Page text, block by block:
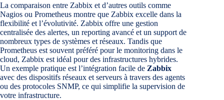
La comparaison entre Zabbix et d’autres outils comme
Nagios ou Prometheus montre que Zabbix excelle dans la
flexibilité et l’évolutivité. Zabbix offre une gestion
centralisée des alertes, un reporting avancé et un support de
nombreux types de systèmes et réseaux. Tandis que
Prometheus est souvent préféré pour le monitoring dans le
cloud, Zabbix est idéal pour des infrastructures hybrides.
Un exemple pratique est l’intégration facile de Zabbix
avec des dispositifs réseaux et serveurs à travers des agents
ou des protocoles SNMP, ce qui simplifie la supervision de
votre infrastructure.